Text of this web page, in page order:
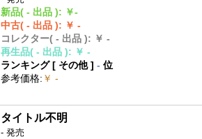
新品( - 出品 ): ￥-
中古( - 出品 ): ￥ -
コレクター( - 出品 ): ￥ -
再生品( - 出品 ): ￥ -
ランキング [ その他]- 位
参考価格: ￥ -
タイトル不明
- 発売